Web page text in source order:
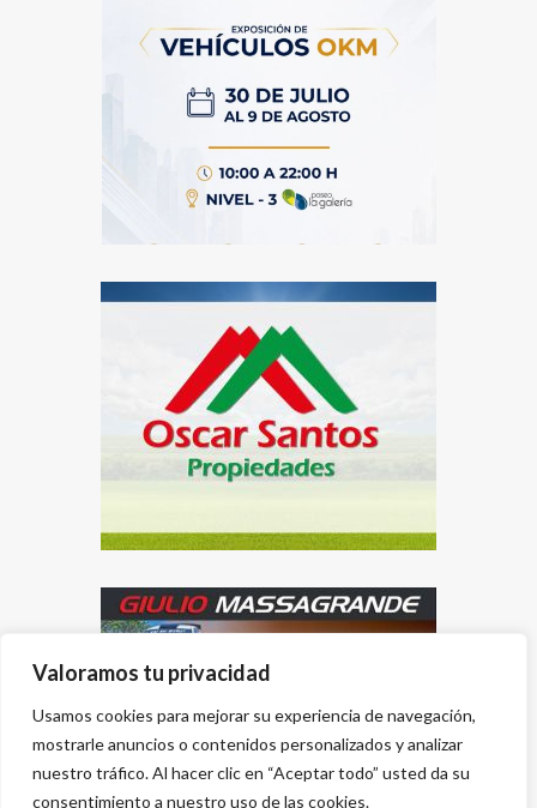
Valoramos tu privacidad
Usamos cookies para mejorar su experiencia de navegación,
mostrarle anuncios o contenidos personalizados y analizar
nuestro tráfico. Al hacer clic en “Aceptar todo” usted da su
consentimiento a nuestro uso de las cookies.